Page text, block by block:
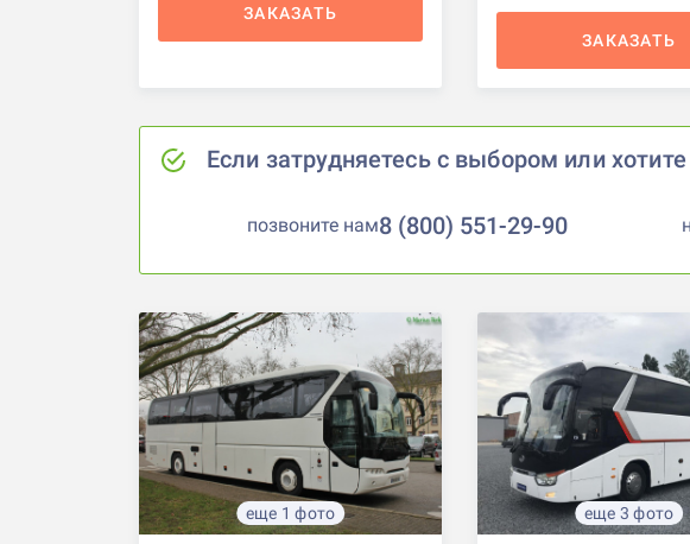
ЗАКАЗАТЬ
ЗАКАЗАТЬ
Если затрудняетесь с выбором или
позвоните нам8 (800) 551-29-90
еще 1 фото еще 3 фото